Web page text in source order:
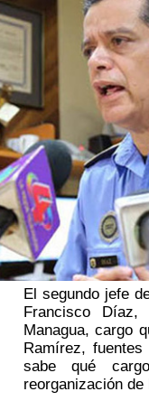
El segundo jefe
Francisco
Managua, cargo
Ramírez,
sabe qué
reorganización